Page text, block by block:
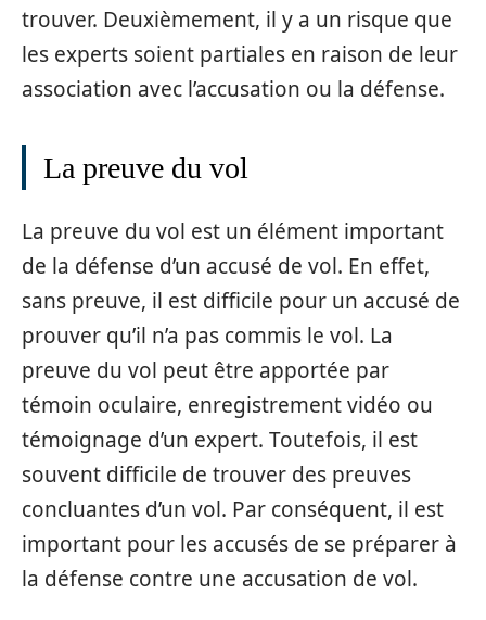
trouver. Deuxièmement, il y a un risque que
les experts soient partiales en raison de leur
association avec l’accusation ou la défense.
La preuve du vol
La preuve du vol est un élément important
de la défense d’un accusé de vol. En effet,
sans preuve, il est difficile pour un accusé de
prouver qu’il n’a pas commis le vol. La
preuve du vol peut être apportée par
témoin oculaire, enregistrement vidéo ou
témoignage d’un expert. Toutefois, il est
souvent difficile de trouver des preuves
concluantes d’un vol. Par conséquent, il est
important pour les accusés de se préparer à
la défense contre une accusation de vol.